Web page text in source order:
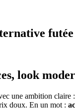
futée
look
une ambition claire
doux. En un mot :